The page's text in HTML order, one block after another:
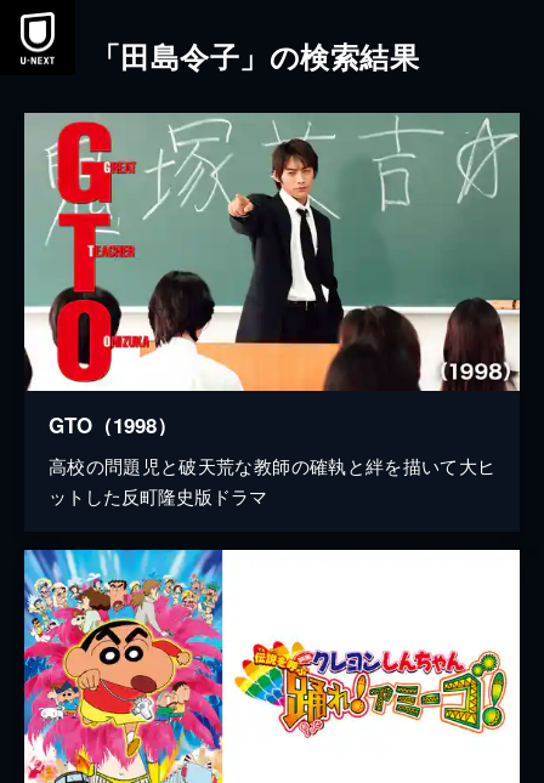
本文へスキップ
「田島令子」の検索結果
GTO（1998）
高校の問題児と破天荒な教師の確執と絆を描いて大ヒ
ットした反町隆史版ドラマ